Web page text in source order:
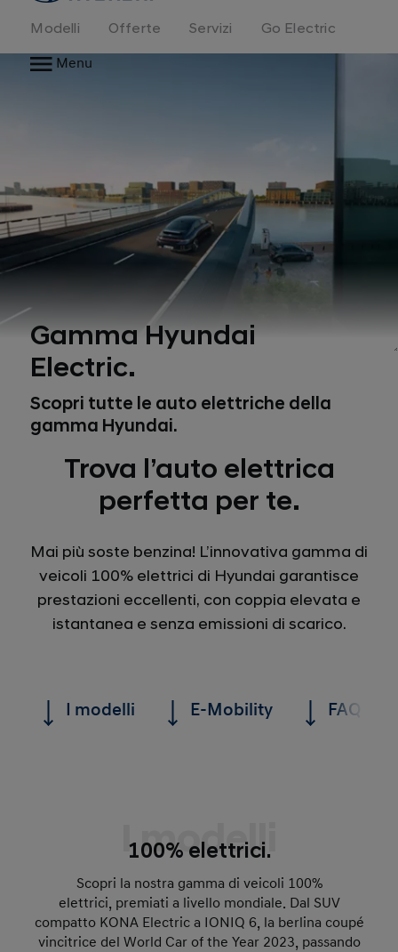
Modelli Offerte Servizi
Go Electric
Menu
Gamma Hyundai
Electric.
Scopri tutte le auto elettriche della
gamma Hyundai.
Trova l’auto elettrica
perfetta per te.
Mai più soste benzina! L’innovativa gamma di
veicoli 100% elettrici di Hyundai garantisce
prestazioni eccellenti, con coppia elevata e
istantanea e senza emissioni di scarico.
I modelli E-Mobility FAQ
I modelli
100% elettrici.
Scopri la nostra gamma di veicoli 100%
elettrici, premiati a livello mondiale. Dal SUV
compatto KONA Electric a IONIQ 6, la berlina coupé
vincitrice del World Car of the Year 2023, passando